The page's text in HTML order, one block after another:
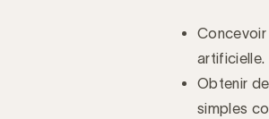
artificielle.
Obtenir
simples